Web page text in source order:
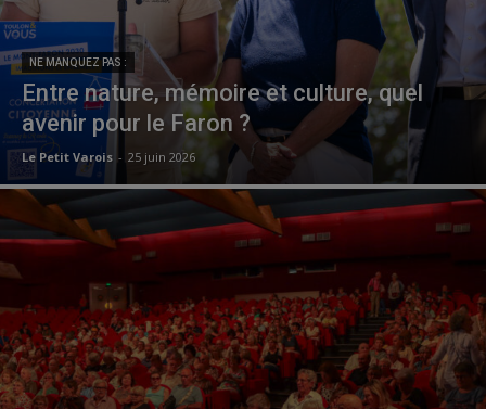
NE MANQUEZ PAS :
Entre nature, mémoire et culture, quel
avenir pour le Faron ?
Le Petit Varois - 25 juin 2026